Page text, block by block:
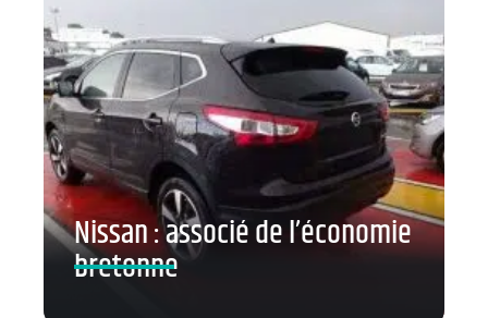
Nissan : associé de l’économie
bretonne